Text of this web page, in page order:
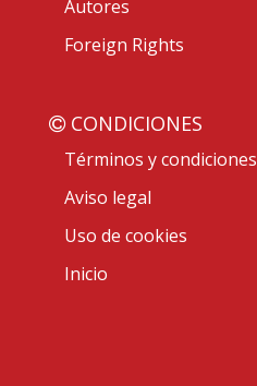
Autores
Foreign Rights
CONDICIONES
Términos y condiciones
Aviso legal
Uso de cookies
Inicio